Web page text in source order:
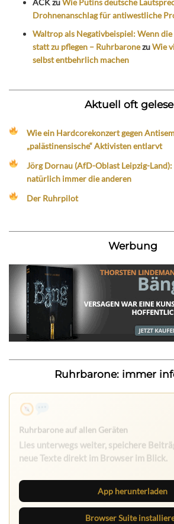
ACKzuWie Putins deutsche
Drohnenanschlag für antiwestliche
Waltrop als Negativbeispiel: Wenn
statt zu pflegen – RuhrbaronezuWie
selbst entbehrlich machen
Aktuell oft
Wie ein Hardcorekonzert gegen
„palästinensische“ Aktivisten entlarvt
Jörg Dornau (AfD-Oblast Leipzig-
natürlich immer die anderen
Der Ruhrpilot
Werbung
Ruhrbarone: immer
Nichts mehr verpassen
Die Ruhrbarone-App bringt den Blog
App herunterladen
Browser Suite